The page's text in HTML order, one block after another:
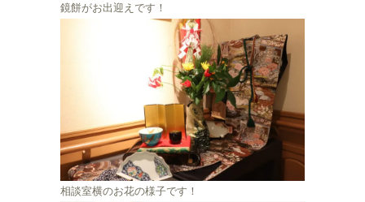
鏡餅がお出迎えです！
相談室横のお花の様子です！